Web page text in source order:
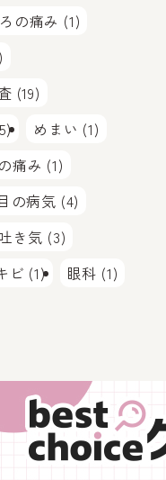
の痛み (1)
(19)
めまい (1)
痛み (1)
目の病気 (4)
吐き気 (3)
ビ (1) 眼科 (1)